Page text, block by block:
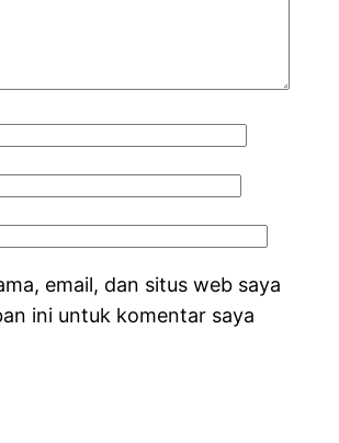
email, dan situs web saya
ini untuk komentar saya